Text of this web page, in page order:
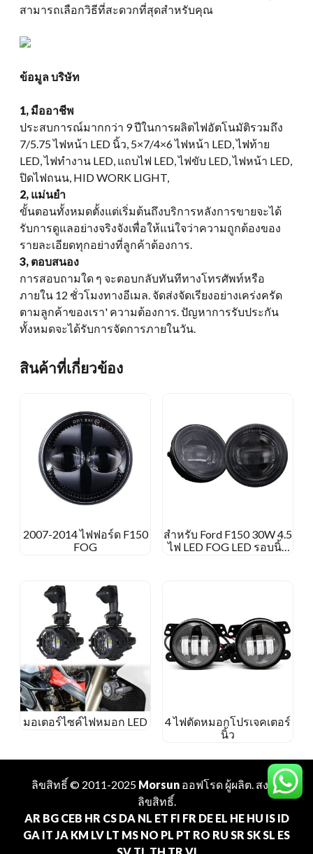
สามารถเลือกวิธีที่สะดวกที่สุดสำหรับคุณ
ข้อมูล บริษัท
1, มืออาชีพ
ประสบการณ์มากกว่า 9 ปีในการผลิตไฟอัตโนมัติรวมถึง
7/5.75 ไฟหน้า LED นิ้ว, 5×7/4×6 ไฟหน้า LED, ไฟท้าย
LED, ไฟทำงาน LED, แถบไฟ LED, ไฟขับ LED, ไฟหน้า LED,
ปิดไฟถนน, HID WORK LIGHT,
2, แม่นยำ
ขั้นตอนทั้งหมดตั้งแต่เริ่มต้นถึงบริการหลังการขายจะได้
รับการดูแลอย่างจริงจังเพื่อให้แน่ใจว่าความถูกต้องของ
รายละเอียดทุกอย่างที่ลูกค้าต้องการ.
3, ตอบสนอง
การสอบถามใด ๆ จะตอบกลับทันทีทางโทรศัพท์หรือ
ภายใน 12 ชั่วโมงทางอีเมล. จัดส่งจัดเรียงอย่างเคร่งครัด
ตามลูกค้าของเรา' ความต้องการ. ปัญหาการรับประกัน
ทั้งหมดจะได้รับการจัดการภายในวัน.
สินค้าที่เกี่ยวข้อง
2007-2014 ไฟฟอร์ด F150
FOG
สำหรับ Ford F150 30W 4.5
ไฟ LED FOG LED รอบนิ้ว
มอเตอร์ไซค์ไฟหมอก LED
4 ไฟตัดหมอกโปรเจคเตอร์
นิ้ว
ลิขสิทธิ์ © 2011-2025 Morsunออฟโรด ผู้ผลิต. สงวน
ลิขสิทธิ์.
AR BG CEB HR CS DA NL ET FI FR DE EL HE HU IS ID
GA IT JA KM LV LT MS NO PL PT RO RU SR SKSL ES